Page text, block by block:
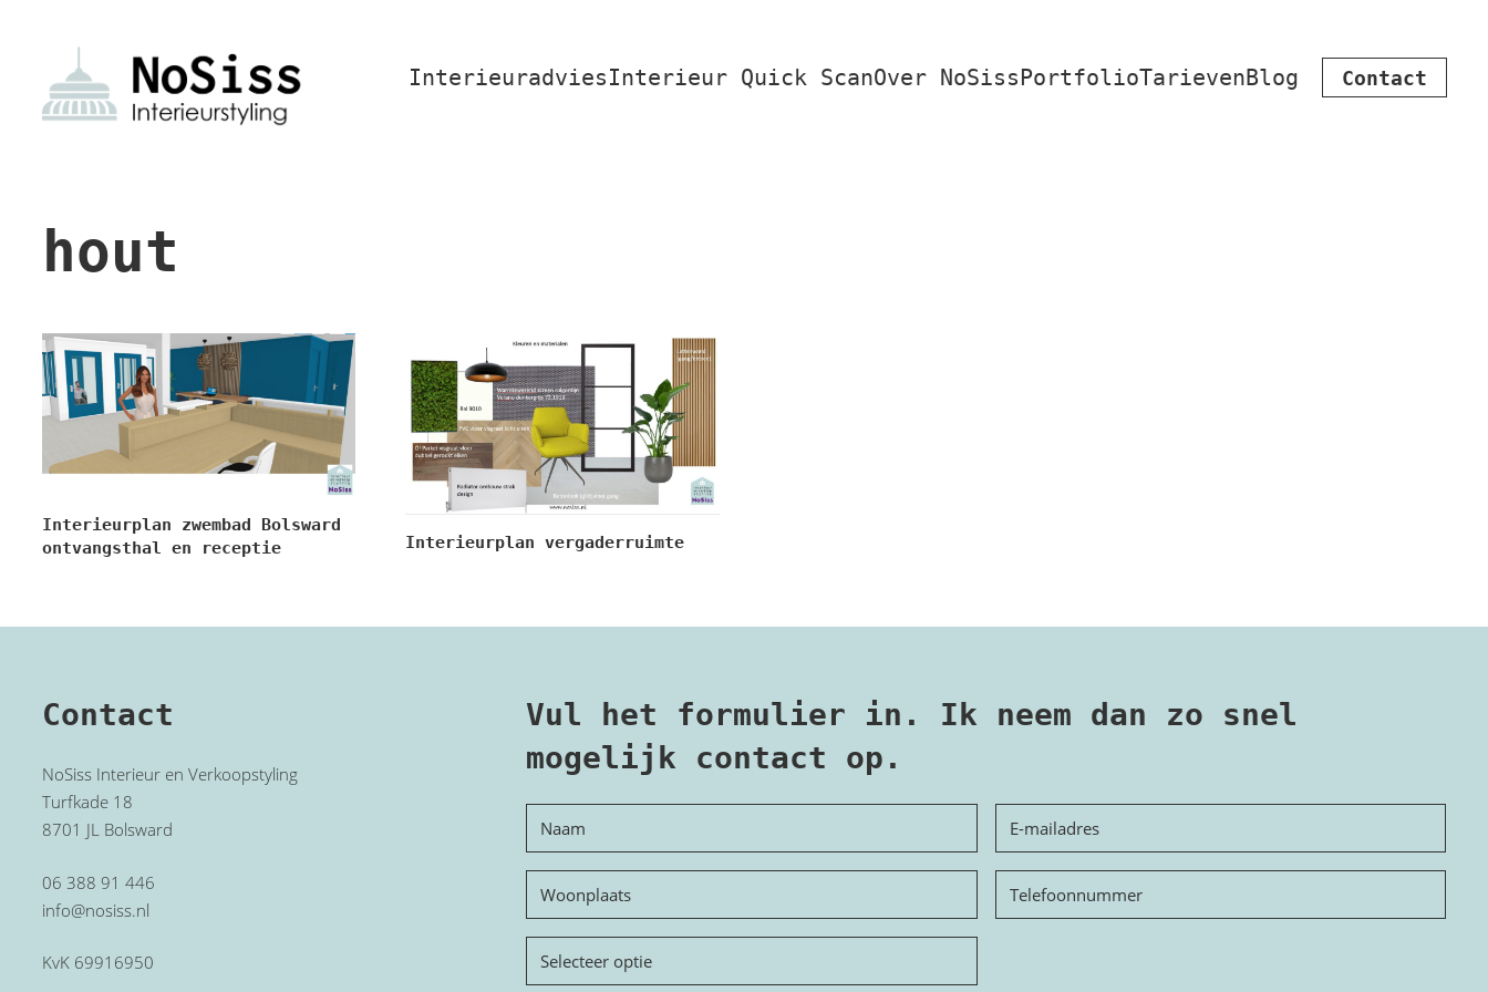
InterieuradviesInterieur Quick ScanOver NoSissPortfolioTarievenBlog Contact
hout
Interieurplan zwembad Bolsward
ontvangsthal en receptie
Interieurplan vergaderruimte
Contact
NoSiss Interieur en Verkoopstyling
Turfkade 18
8701 JL Bolsward
06 388 91 446
info@nosiss.nl
KvK 69916950
Vul het formulier in. Ik neem dan zo snel
mogelijk contact op.
Woonplaats
Telefoon
Onderwerp